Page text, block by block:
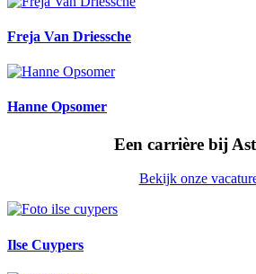
Freja Van Driessche
Hanne Opsomer
Een carrière bij
Bekijk onze
Ilse Cuypers